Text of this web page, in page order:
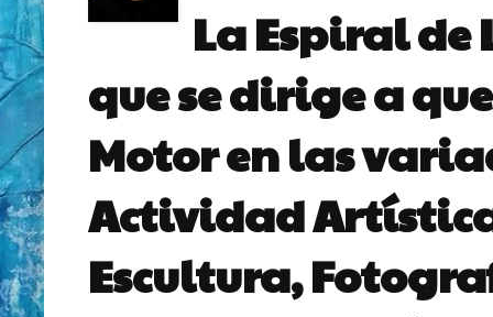
La Espiral de
que se dirige a
Motor en las
Actividad
Escultura,